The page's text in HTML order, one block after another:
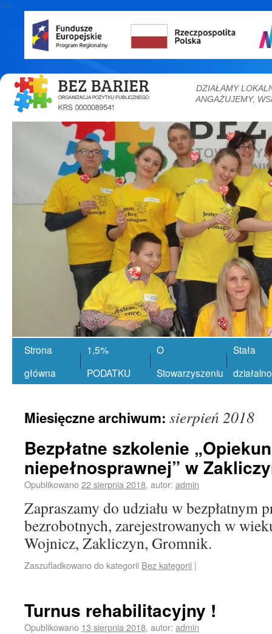
" />
DZIAŁAMY
ANGAŻUJEMY,
Strona
główna
1,5%
PODATKU
O
Stowarzyszeniu
Stała
Miesięczne archiwum: sierpień 2018
Bezpłatne szkolenie
niepełnosprawnej” w
Opublikowano22 sierpnia 2018, autor: admin
Zapraszamy do udziału w bezpłatnym
bezrobotnych, zarejestrowanych w
Wojnicz, Zakliczyn, Gromnik.
Zaszufladkowano do kategorii Bez kategorii |
Turnus rehabilitacyjny !
Opublikowano 13 sierpnia 2018, autor: admin